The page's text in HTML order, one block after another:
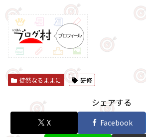
徒然なるままに 研修
シェアする
X Facebook